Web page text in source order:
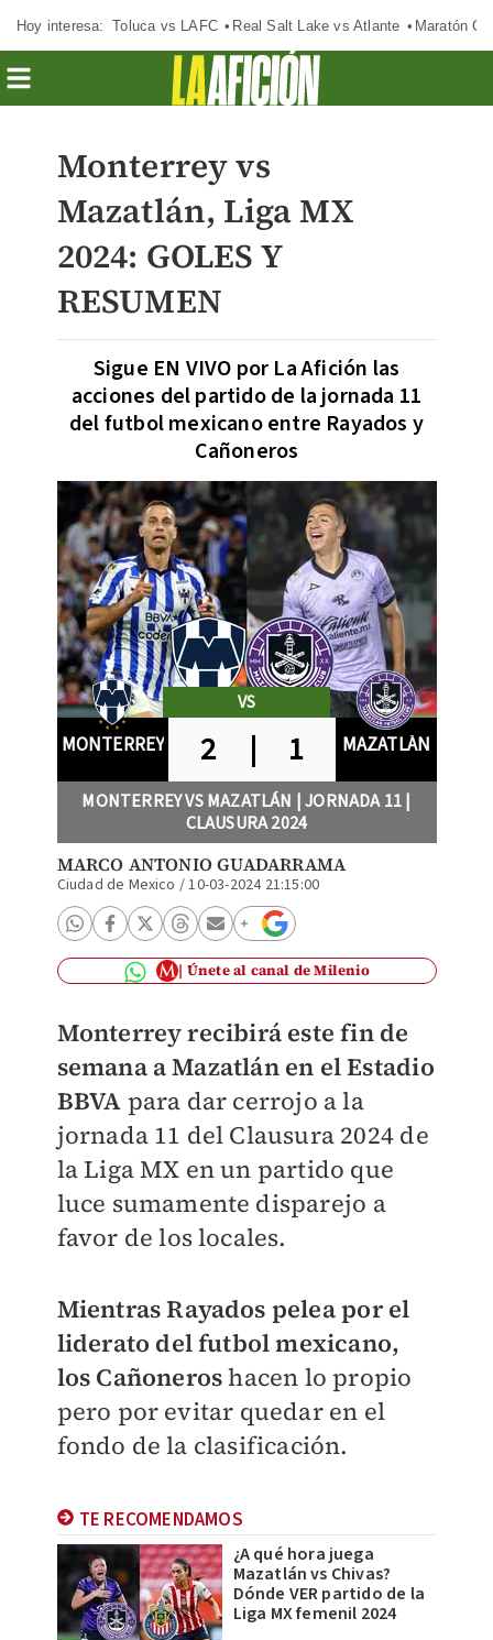
Hoy interesa: Toluca vs LAFC Real Salt Lake vs Atlante Maratón
Monterrey vs
Mazatlán, Liga MX
2024: GOLES Y
RESUMEN
Sigue EN VIVO por La Afición las
acciones del partido de la jornada 11
del futbol mexicano entre Rayados y
Cañoneros
VS
MONTERREY 2 | 1 MAZATLÁN
MONTERREY VS MAZATLÁN | JORNADA 11 |
CLAUSURA 2024
MARCO ANTONIO GUADARRAMA
Ciudad de Mexico /10-03-2024 21:15:00
Únete al canal de Milenio
Monterrey recibirá este fin de
semana a Mazatlán en el Estadio
BBVA para dar cerrojo a la
jornada 11 del Clausura 2024 de
la Liga MX en un partido que
luce sumamente disparejo a
favor de los locales.
Mientras Rayados pelea por el
liderato del futbol mexicano,
los Cañoneroshacen lo propio
pero por evitar quedar en el
fondo de la clasificación.
TE RECOMENDAMOS
¿A qué hora juega
Mazatlán vs Chivas?
Dónde VER partido de la
Liga MX femenil 2024